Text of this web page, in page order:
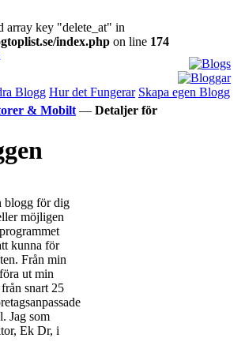
array key "delete_at" in
index.php on line 174
Blogg Hur det Fungerar Skapa egen Blogg
& Mobilt — Detaljer för
blogg för dig
möjligen
kunna för
Från min
ut min
snart 25
Jag som
Ek Dr, i